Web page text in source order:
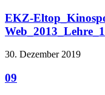
EKZ-
30. Dezember 2019
09